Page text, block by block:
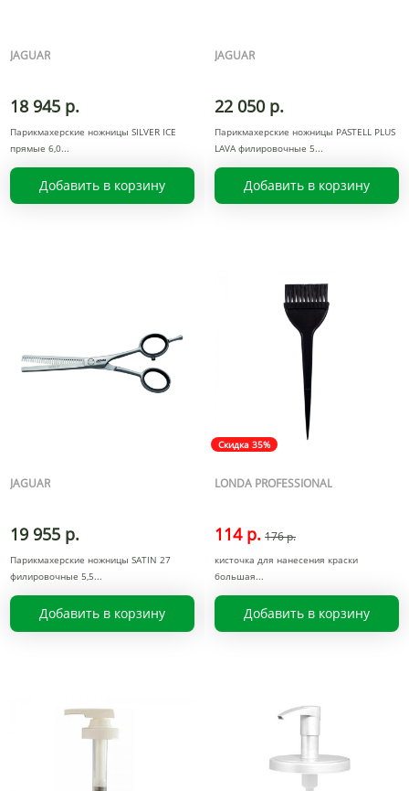
JAGUAR
18 945 р.
Парикмахерские ножницы SILVER ICE
прямые 6,0
Добавить в корзину
JAGUAR
22 050 р.
Парикмахерские ножницы PASTELL PLUS
LAVA филировочные 5
Добавить в корзину
JAGUAR
19 955 р.
Парикмахерские ножницы SATIN 27
филировочные 5,5
Добавить в корзину
Скидка 35%
LONDA PROFESSIONAL
114 р. 176 р.
кисточка для нанесения краски
большая
Добавить в корзину